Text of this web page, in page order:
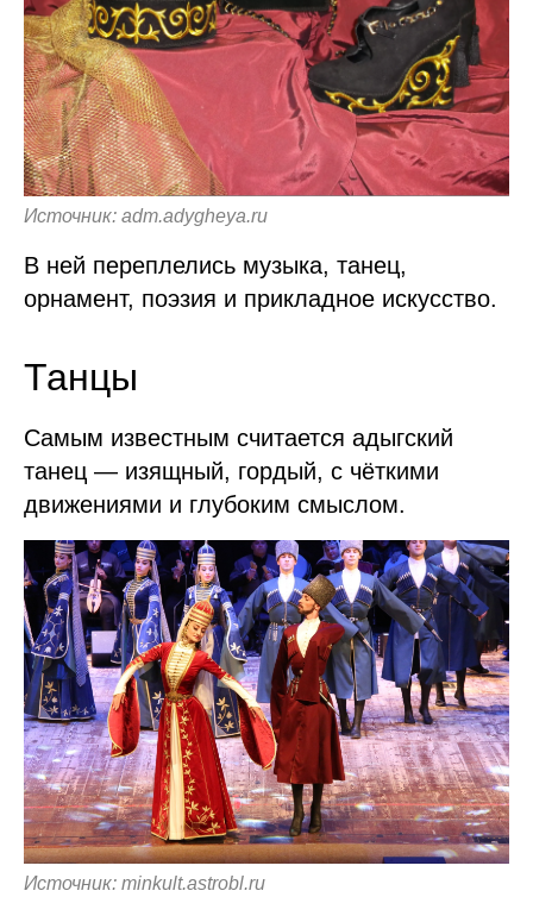
Источник: adm.adygheya.ru
В ней переплелись музыка, танец,
орнамент, поэзия и прикладное искусство.
Танцы
Самым известным считается адыгский
танец — изящный, гордый, с чёткими
движениями и глубоким смыслом.
Источник: minkult.astrobl.ru